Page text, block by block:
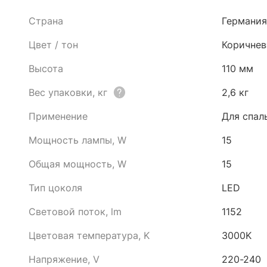
Страна
Германия
Цвет / тон
Высота
110 мм
Вес упаковки, кг
2,6 кг
Применение
Для
Мощность лампы, W
15
Общая мощность, W
15
Тип цоколя
LED
Световой поток, lm
1152
Цветовая температура, K
3000K
Напряжение, V
220-240